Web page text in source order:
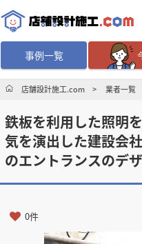
事例一覧
無料相談
デザイン設計・施工業者
店舗・商業施設の施工事
店舗設計施工.com 業者一覧
鉄板を利用した照明
気を演出した建設会
のエントランスのデ
0件